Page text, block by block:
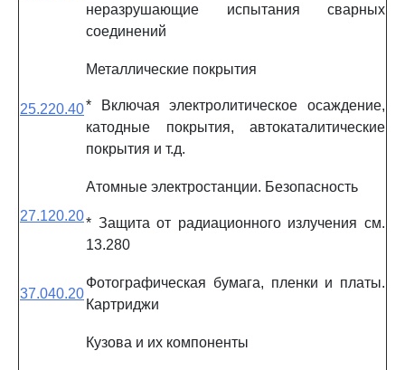
неразрушающие испытания сварных
соединений
25.220.40
Металлические покрытия
* Включая электролитическое осаждение,
катодные покрытия, автокаталитические
покрытия и т.д.
27.120.20
Атомные электростанции. Безопасность
* Защита от радиационного излучения см.
13.280
37.040.20
Фотографическая бумага, пленки и платы.
Картриджи
Кузова и их компоненты